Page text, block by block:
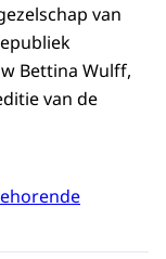
van
Bettina Wulff,
van de